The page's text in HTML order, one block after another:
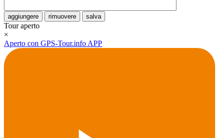
aggiungere rimuovere salva
Tour aperto
×
Aperto con GPS-Tour.info APP